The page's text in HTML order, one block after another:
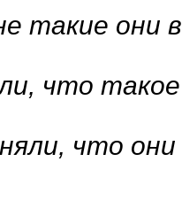
такие они
что
что